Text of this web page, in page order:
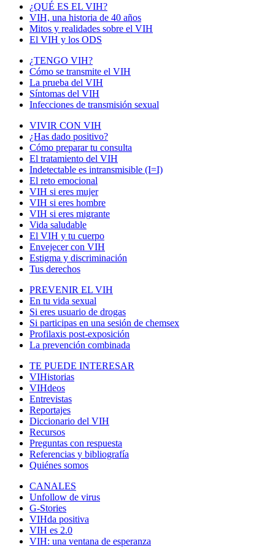
¿QUÉ ES EL VIH?
VIH, una historia de 40 años
Mitos y realidades sobre el VIH
El VIH y los ODS
¿TENGO VIH?
Cómo se transmite el VIH
La prueba del VIH
Síntomas del VIH
Infecciones de transmisión sexual
VIVIR CON VIH
¿Has dado positivo?
Cómo preparar tu consulta
El tratamiento del VIH
Indetectable es intransmisible (I=I)
El reto emocional
VIH si eres mujer
VIH si eres hombre
VIH si eres migrante
Vida saludable
El VIH y tu cuerpo
Envejecer con VIH
Estigma y discriminación
Tus derechos
PREVENIR EL VIH
En tu vida sexual
Si eres usuario de drogas
Si participas en una sesión de chemsex
Profilaxis post-exposición
La prevención combinada
TE PUEDE INTERESAR
VIHistorias
VIHdeos
Entrevistas
Reportajes
Diccionario del VIH
Recursos
Preguntas con respuesta
Referencias y bibliografía
Quiénes somos
CANALES
Unfollow de virus
G-Stories
VIHda positiva
VIH es 2.0
VIH: una ventana de esperanza